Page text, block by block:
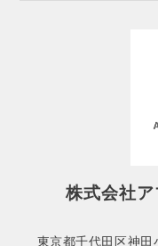
株式会社
東京都千代田区神